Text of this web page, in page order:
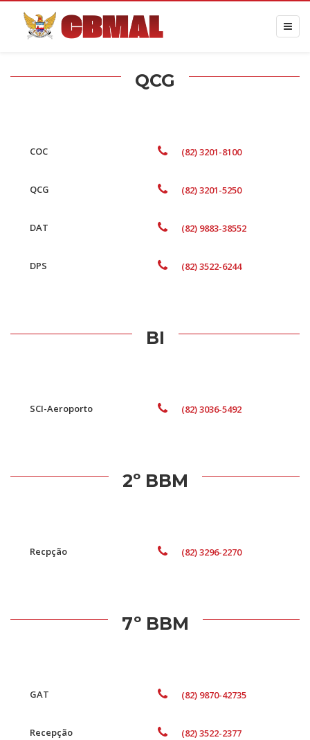
QCG
COC (82) 3201-8100
QCG (82) 3201-5250
DAT (82) 9883-38552
DPS (82) 3522-6244
BI
SCI-Aeroporto (82) 3036-5492
2º BBM
Recpção (82) 3296-2270
7º BBM
GAT (82) 9870-42735
Recepção (82) 3522-2377